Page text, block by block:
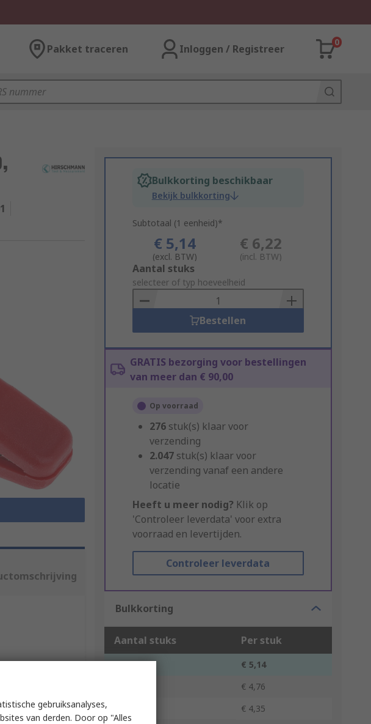
Pakket traceren Inloggen / Registreer
0
Bulkkorting beschikbaar
Bekijk bulkkorting
Subtotaal (1 eenheid)*
€ 5,14
(excl. BTW)
€ 6,22
(incl. BTW)
Add
to
Basket
Aantal stuks
selecteer of typ hoeveelheid
Bestellen
GRATIS bezorging voor bestellingen
van meer dan € 90,00
Op voorraad
276 stuk(s) klaar voor
verzending
2.047 stuk(s) klaar voor
verzending vanaf een andere
locatie
Heeft u meer nodig? Klik op
'Controleer leverdata' voor extra
voorraad en levertijden.
Controleer leverdata
Bulkkorting
Aantal stuks Per stuk
1 - 9
€ 5,14
€ 4,76
€ 4,35
gebruiksanalyses,
van derden. Door op "Alles